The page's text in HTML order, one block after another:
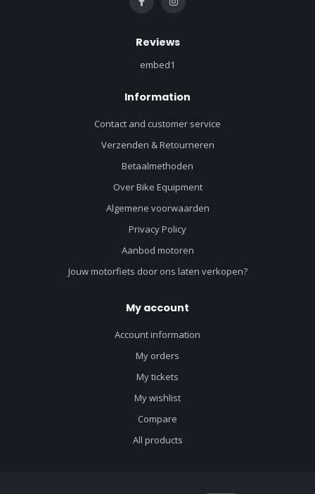
Reviews
embed1
Information
Contact and customer service
Verzenden & Retourneren
Betaalmethoden
Over Bike Equipment
Algemene voorwaarden
Privacy Policy
Aanbod motoren
Jouw motorfiets door ons laten verkopen?
My account
Account information
My orders
My tickets
My wishlist
Compare
All products